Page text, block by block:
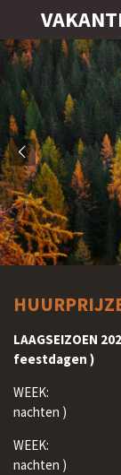
direct
naar
hoofdinhoud
LAAGSEIZOEN
feestdagen )
WEEK:
nachten )
WEEK:
nachten )